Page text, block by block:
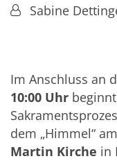
Von:Sabine
Im Anschluss an
10:00 Uhr
dem „Himmel“ am
Martin Kirche